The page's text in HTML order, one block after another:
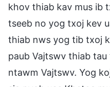
khov thiab kav mus ib
tseeb no yog txoj kev
thiab nws yog tib txoj
paub Vajtswv thiab
ntawm Vajtswv. Yog